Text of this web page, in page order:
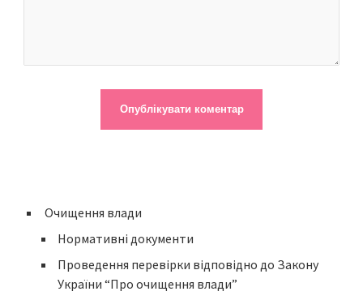
Очищення влади
Нормативні документи
Проведення перевірки відповідно до Закону
України “Про очищення влади”